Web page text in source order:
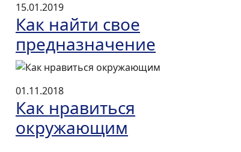
15.01.2019
Как найти свое
предназначение
01.11.2018
Как нравиться
окружающим